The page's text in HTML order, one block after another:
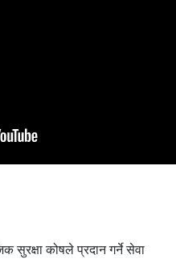
सुरक्षा कोषले प्रदान गर्ने सेवा